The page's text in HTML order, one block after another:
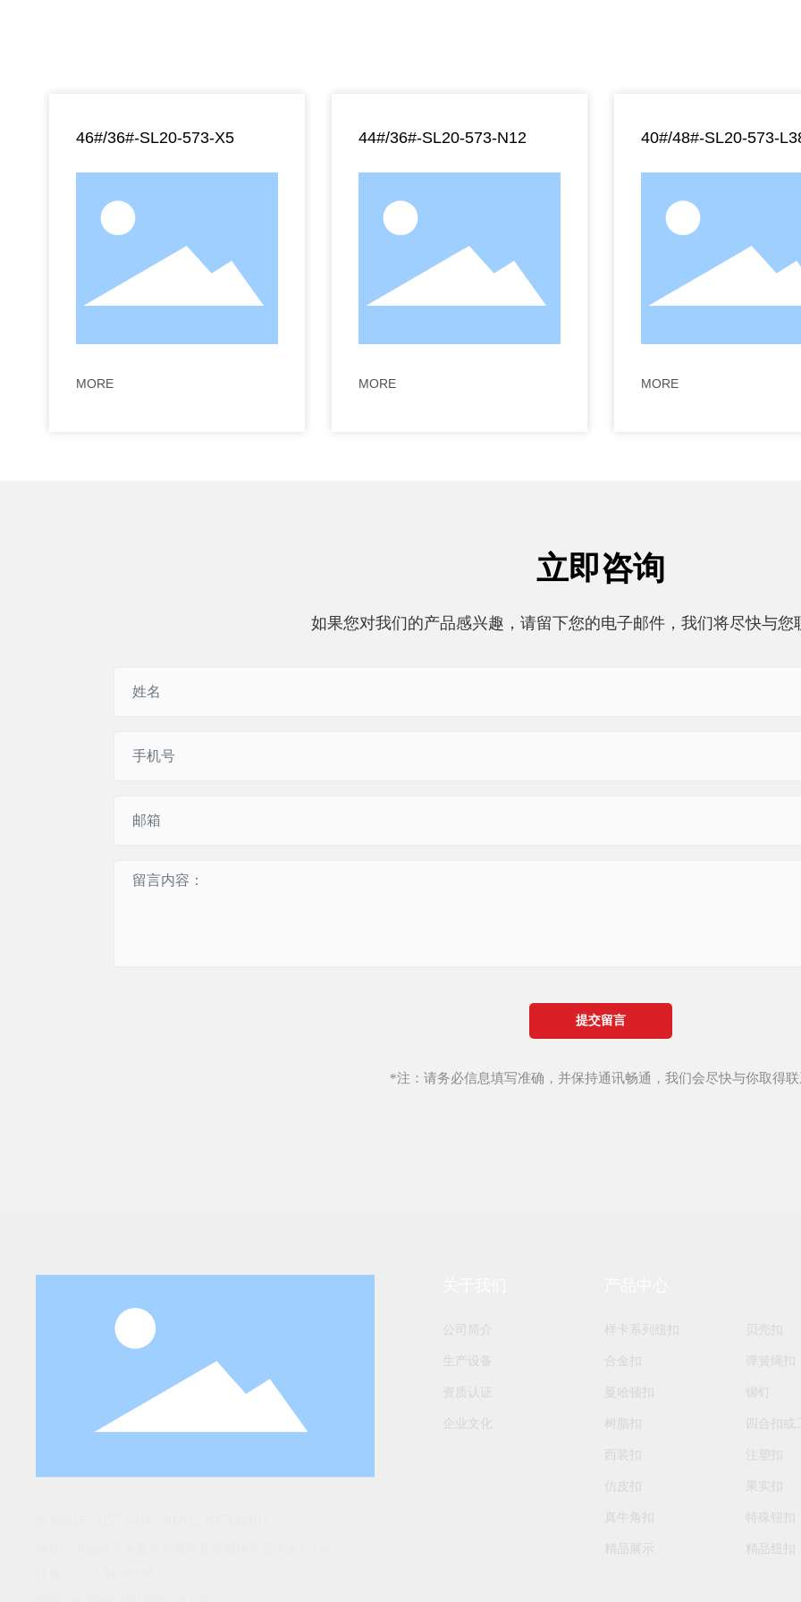
46#/36#-SL20-573-X5
MORE
44#/36#-SL20-573-N12
MORE
40#/48#-SL20-573-
MORE
立即咨询
如果您对我们的产品感兴趣，请留下您的电子邮件，我们将尽快与您
提交留言
*注：请务必信息填写准确，并保持通讯畅通，我们会尽快与你取得
公司简介
生产设备
资质认证
企业文化
样卡系列纽扣 贝壳扣
合金扣 弹簧绳扣
曼哈顿扣 铆钉
树脂扣 四合扣或
西装扣 注塑扣
仿皮扣 果实扣
真牛角扣 特殊钮扣
精品展示 精品纽扣